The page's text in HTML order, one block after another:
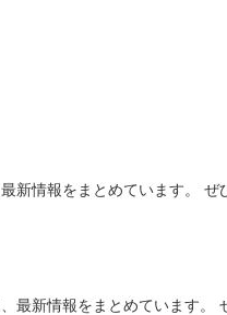
新情報をまとめています。
最新情報をまとめています